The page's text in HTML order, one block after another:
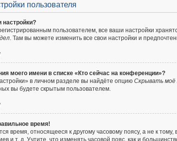
пользователя
настройки?
пользователем, все ваши настройки
. Там вы можете изменить все свои настройки и
моего имени в списке «Кто сейчас на конференции»?
в личном разделе вы найдёте опцию Скрывать моё
вы будете скрытым пользователем.
время!
время, относящееся к другому часовому поясу, а не к
и т. д. Учтите, что изменять часовой пояс, как и